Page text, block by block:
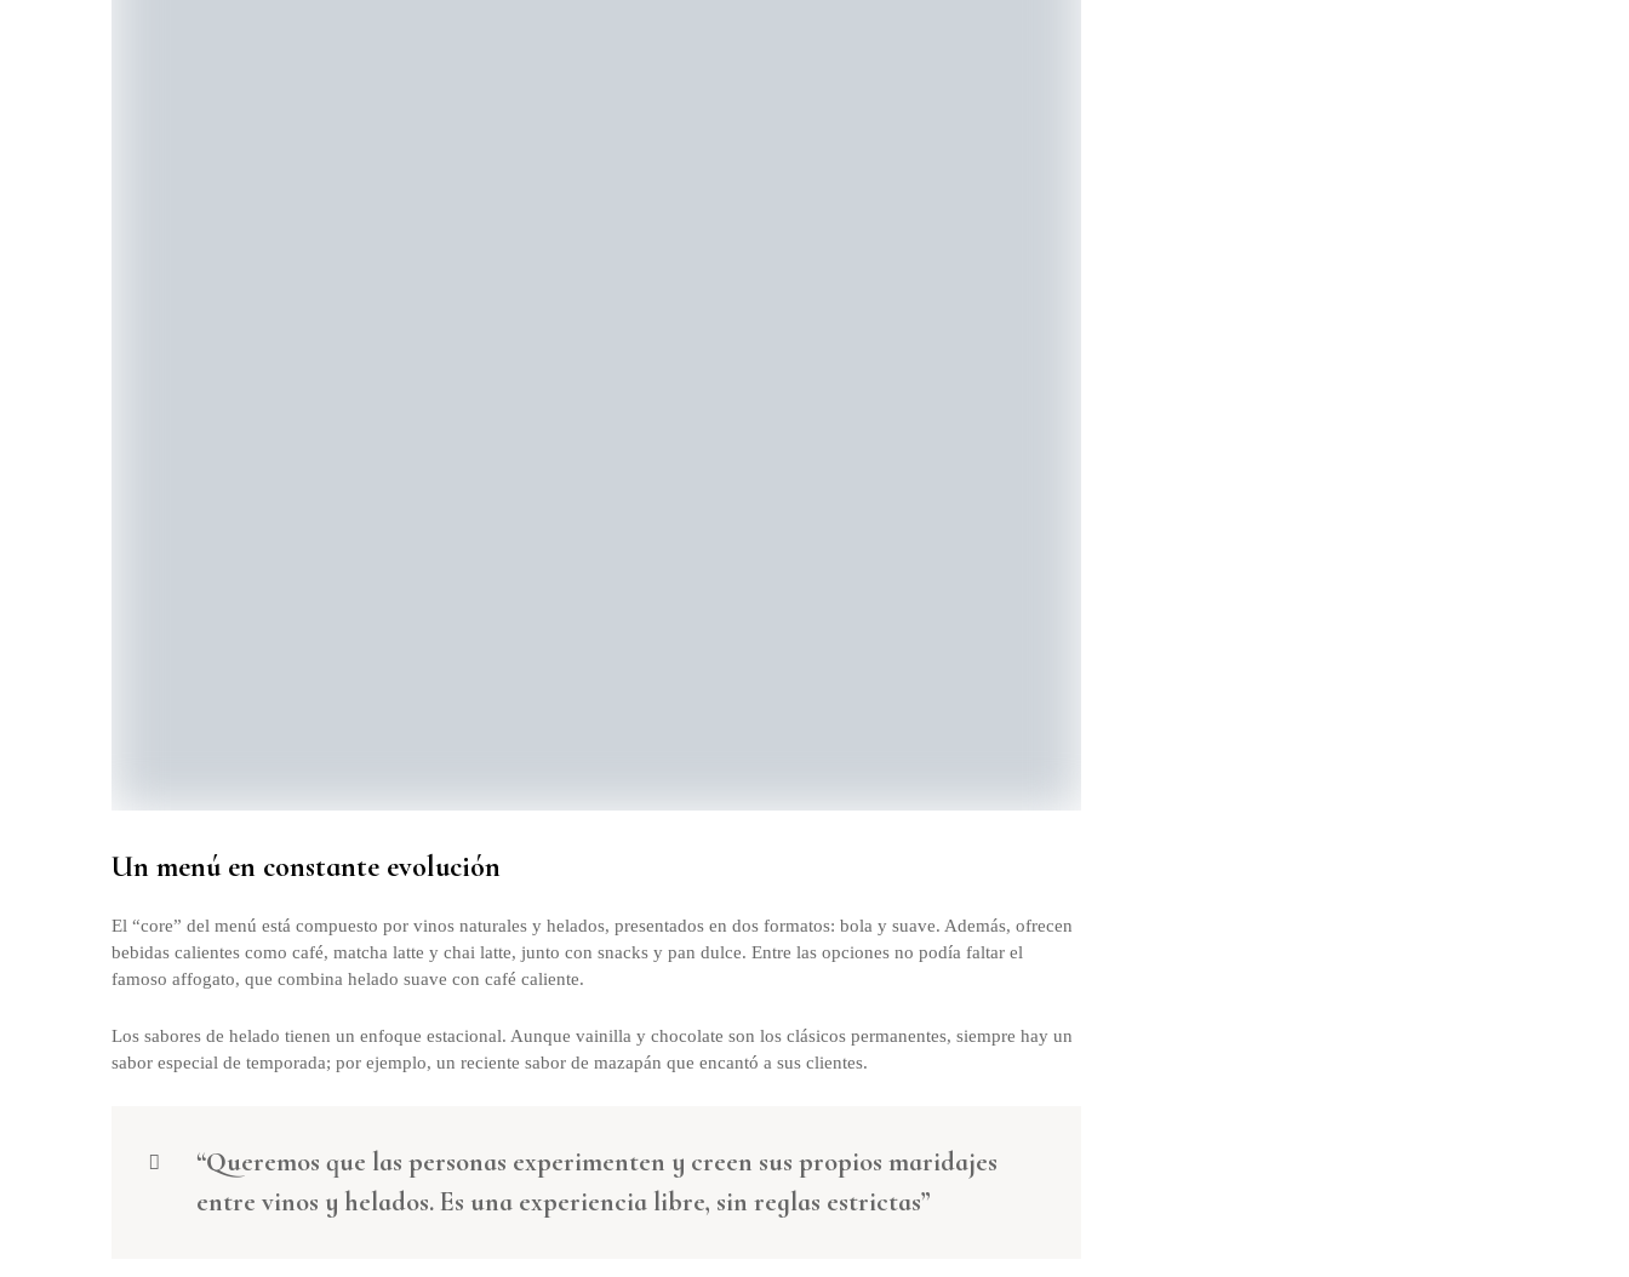
Un menú en constante evolución
El “core” del menú está compuesto por vinos naturales y helados, presentados en dos formatos: bola y suave. Además, ofrecen
bebidas calientes como café, matcha latte y chai latte, junto con snacks y pan dulce. Entre las opciones no podía faltar el
famoso affogato, que combina helado suave con café caliente.
Los sabores de helado tienen un enfoque estacional. Aunque vainilla y chocolate son los clásicos permanentes, siempre hay un
sabor especial de temporada; por ejemplo, un reciente sabor de mazapán que encantó a sus clientes.
“Queremos que las personas experimenten y creen sus propios maridajes
entre vinos y helados. Es una experiencia libre, sin reglas estrictas”